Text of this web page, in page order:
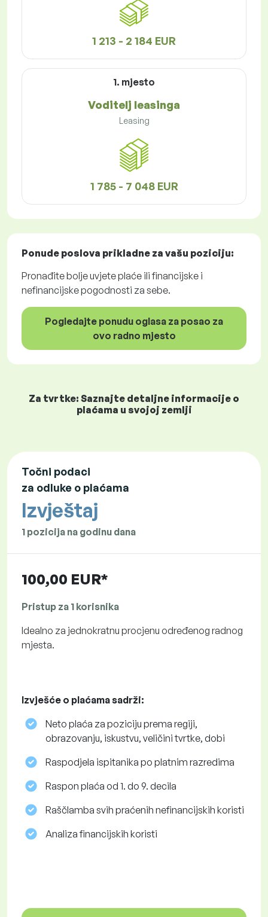
1 213 - 2 184 EUR
1. mjesto
Voditelj leasinga
Leasing
1 785 - 7 048 EUR
Ponude poslova prikladne za vašu poziciju:
Pronađite bolje uvjete plaće ili financijske i
nefinancijske pogodnosti za sebe.
Pogledajte ponudu oglasa za posao za
ovo radno mjesto
Za tvrtke: Saznajte detaljne informacije o
plaćama u svojoj zemlji
Točni podaci
za odluke o plaćama
Izvještaj
1 pozicija na godinu dana
100,00 EUR*
Pristup za 1 korisnika
Idealno za jednokratnu procjenu određenog radnog
mjesta.
Izvješće o plaćama sadrži:
Neto plaća za poziciju prema regiji,
obrazovanju, iskustvu, veličini tvrtke, dobi
Raspodjela ispitanika po platnim razredima
Raspon plaća od 1. do 9. decila
Raščlamba svih praćenih nefinancijskih koristi
Analiza financijskih koristi